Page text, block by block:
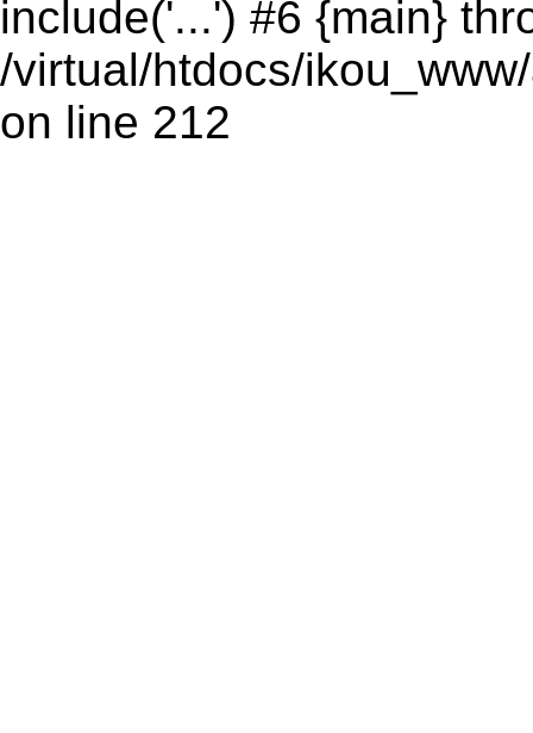
include('...') #6 {main}
/virtual/htdocs/
on line 212